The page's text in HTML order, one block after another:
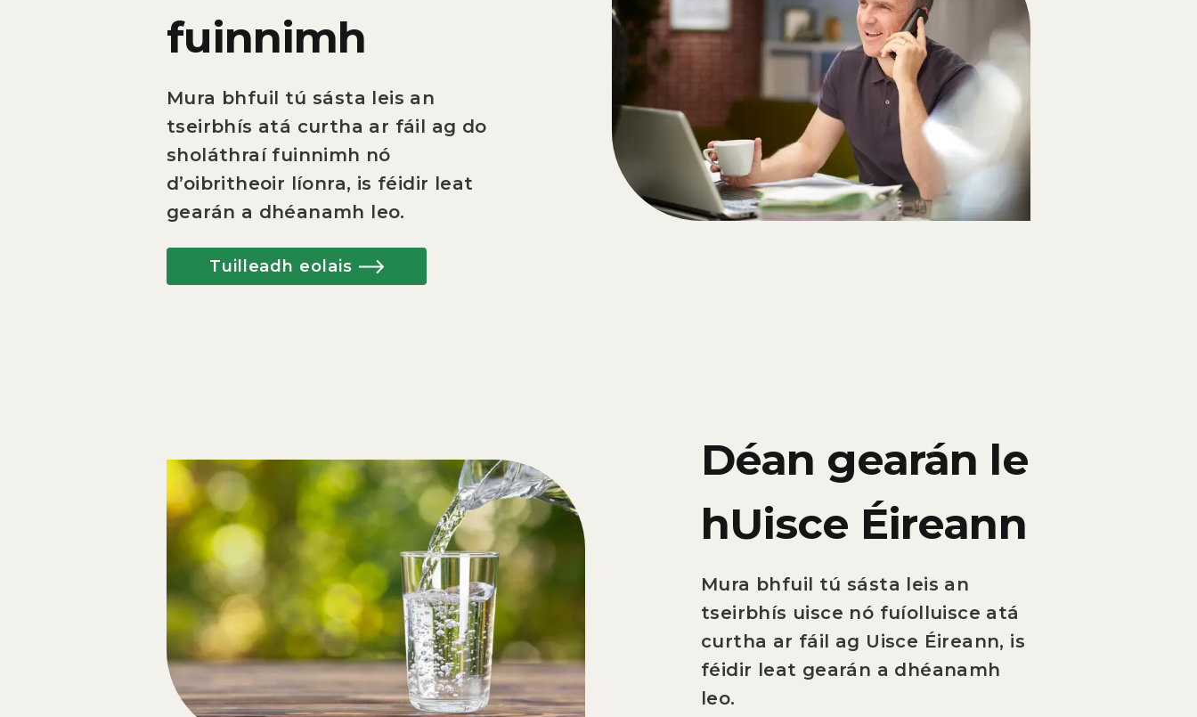
fuinnimh
Mura bhfuil tú sásta leis an
tseirbhís atá curtha ar fáil ag do
sholáthraí fuinnimh nó
d’oibritheoir líonra, is féidir leat
gearán a dhéanamh leo.
Tuilleadh eolais
Déan gearán le
hUisce Éireann
Mura bhfuil tú sásta leis an
tseirbhís uisce nó fuíolluisce atá
curtha ar fáil ag Uisce Éireann, is
féidir leat gearán a dhéanamh
leo.